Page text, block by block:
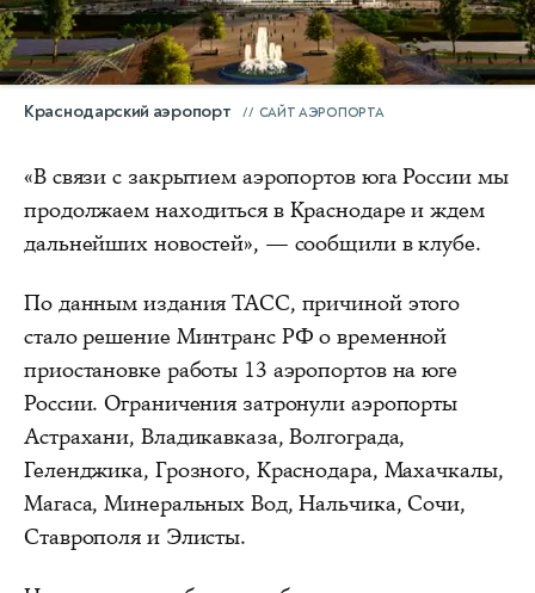
Краснодарский аэропорт САЙТ АЭРОПОРТА
«В связи с закрытием аэропортов юга России мы
продолжаем находиться в Краснодаре и ждем
дальнейших новостей», — сообщили в клубе.
По данным издания ТАСС, причиной этого
стало решение Минтранс РФ о временной
приостановке работы 13 аэропортов на юге
России. Ограничения затронули аэропорты
Астрахани, Владикавказа, Волгограда,
Геленджика, Грозного, Краснодара, Махачкалы,
Магаса, Минеральных Вод, Нальчика, Сочи,
Ставрополя и Элисты.